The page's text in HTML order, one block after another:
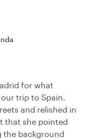
for what
trip to Spain.
and relished in
that she pointed
the background